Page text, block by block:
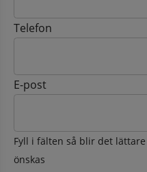
Telefon
E-post
Fyll i fälten så blir det
önskas